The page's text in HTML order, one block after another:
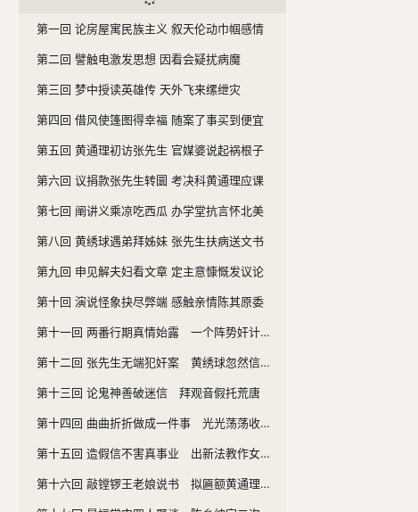
第一回 论房屋寓民族主义 叙天伦动巾帼感情
第二回 譬触电激发思想 因看会疑扰病魔
第三回 梦中授读英雄传 天外飞来缧绁灾
第四回 借风使篷图得幸福 随案了事买到便宜
第五回 黄通理初访张先生 官媒婆说起祸根子
第六回 议捐款张先生转圜 考决科黄通理应课
第七回 阐讲义乘凉吃西瓜 办学堂抗言怀北美
第八回 黄绣球遇弟拜姊妹 张先生扶病送文书
第九回 申见解夫妇看文章 定主意慷慨发议论
第十回 演说怪象抉尽弊端 感触亲情陈其原委
第十一回 两番行期真情始露 一个阵势奸计又来
第十二回 张先生无端犯奸案 黄绣球忽然信尼姑
第十三回 论鬼神善破迷信 拜观音假托荒唐
第十四回 曲曲折折做成一件事 光光荡荡收了两个人
第十五回 造假信不害真事业 出新法教作女先儿
第十六回 敲镗锣王老娘说书 拟匾额黄通理劝学